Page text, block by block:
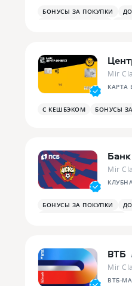
БОНУСЫ ЗА ПОКУПКИ
Mir
С КЕШБЭКОМ БОНУСЫ
Mir
БОНУСЫ ЗА ПОКУПКИ
ВТБ
Mir
ВТБ-